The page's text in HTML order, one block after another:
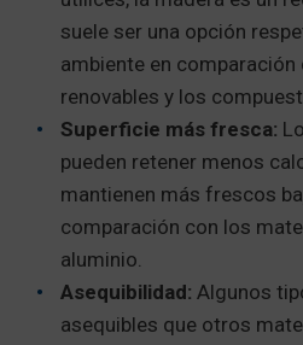
suele ser una opción
ambiente en
renovables y los
Superficie más fresca:
pueden retener menos
mantienen más frescos
comparación con los
aluminio.
Asequibilidad: Algunos
asequibles que otros